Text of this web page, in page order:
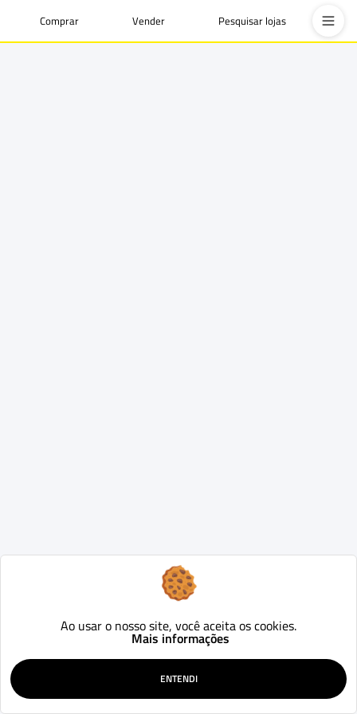
Comprar Vender Pesquisar lojas
Ao usar o nosso site, você aceita os cookies.
Mais informações
ENTENDI